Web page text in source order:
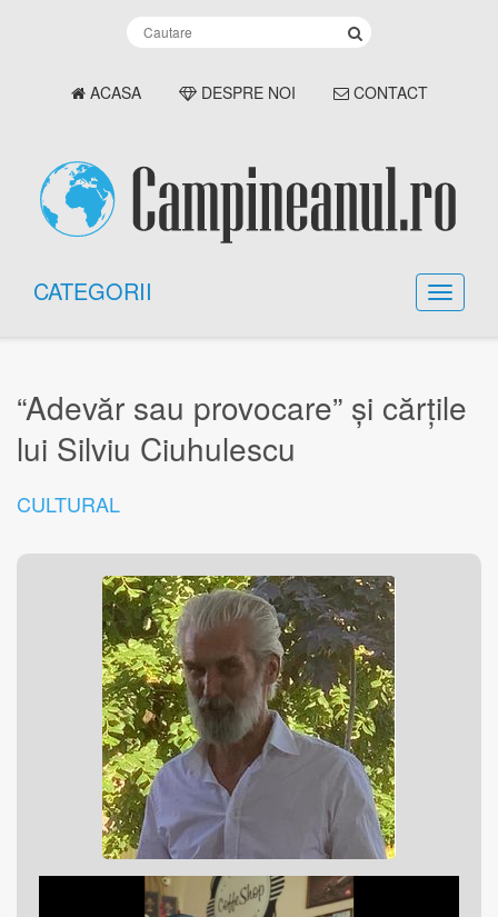
ACASA DESPRE NOI CONTACT
CATEGORII
“Adevăr sau provocare” şi cărţile
lui Silviu Ciuhulescu
CULTURAL